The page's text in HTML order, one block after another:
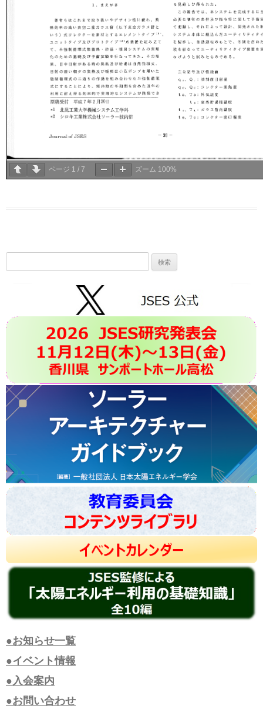
ページ 1 / 7 ズーム 100%
索:
●お知らせ一覧
●イベント情報
●入会案内
●お問い合わせ